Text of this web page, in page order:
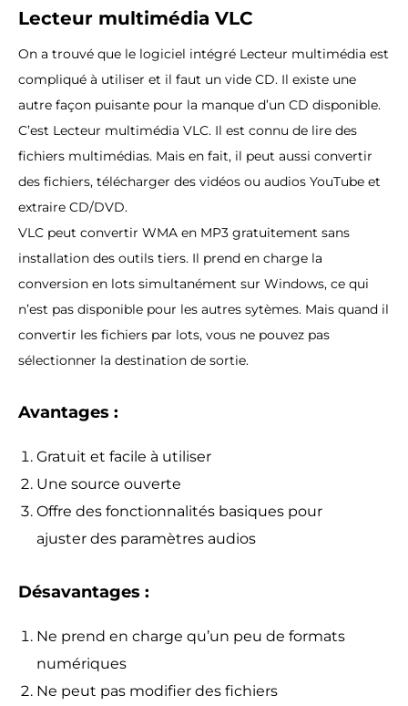
Lecteur multimédia VLC
On a trouvé que le logiciel intégré Lecteur multimédia est
compliqué à utiliser et il faut un vide CD. Il existe une
autre façon puisante pour la manque d’un CD disponible.
C’est Lecteur multimédia VLC. Il est connu de lire des
fichiers multimédias. Mais en fait, il peut aussi convertir
des fichiers, télécharger des vidéos ou audios YouTube et
extraire CD/DVD.
VLC peut convertir WMA en MP3 gratuitement sans
installation des outils tiers. Il prend en charge la
conversion en lots simultanément sur Windows, ce qui
n’est pas disponible pour les autres sytèmes. Mais quand il
convertir les fichiers par lots, vous ne pouvez pas
sélectionner la destination de sortie.
Avantages :
Gratuit et facile à utiliser
Une source ouverte
Offre des fonctionnalités basiques pour
ajuster des paramètres audios
Désavantages :
Ne prend en charge qu’un peu de formats
numériques
Ne peut pas modifier des fichiers